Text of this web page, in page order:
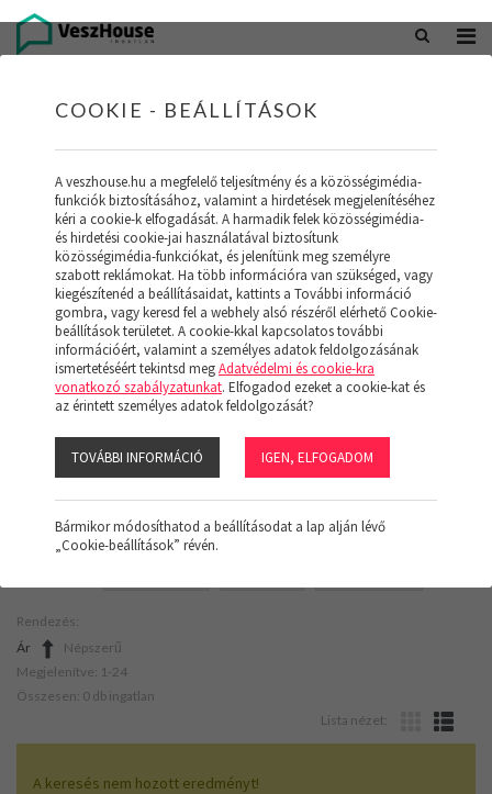
office@veszhouse.hu +36 20 402 5098
INGATLAN KÉSZLETÜNK
(19)
Szűrő megjelenítése
Rendezés:
Ár
Népszerű
Megjelenítve: 1-24
Összesen: 0 db ingatlan
Lista nézet:
A keresés nem hozott eredményt!
COOKIE - BEÁLLÍTÁSOK
A veszhouse.hu a megfelelő teljesítmény és a közösségimédia-
funkciók biztosításához, valamint a hirdetések megjelenítéséhez
kéri a cookie-k elfogadását. A harmadik felek közösségimédia-
és hirdetési cookie-jai használatával biztosítunk
közösségimédia-funkciókat, és jelenítünk meg személyre
szabott reklámokat. Ha több információra van szükséged, vagy
kiegészítenéd a beállításaidat, kattints a További információ
gombra, vagy keresd fel a webhely alsó részéről elérhető Cookie-
beállítások területet. A cookie-kkal kapcsolatos további
információért, valamint a személyes adatok feldolgozásának
ismertetéséért tekintsd megAdatvédelmi és cookie-kra
vonatkozó szabályzatunkat. Elfogadod ezeket a cookie-kat és
az érintett személyes adatok feldolgozását?
TOVÁBBI INFORMÁCIÓ IGEN, ELFOGADOM
Bármikor módosíthatod a beállításodat a lap alján lévő
„Cookie-beállítások” révén.